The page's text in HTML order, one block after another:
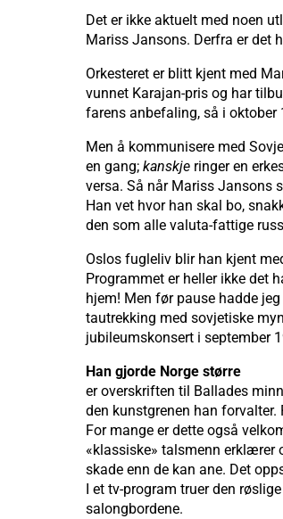
Det er ikke aktuelt med noen
Mariss Jansons. Derfra er det
Orkesteret er blitt kjent med
vunnet Karajan-pris og har
farens anbefaling, så i
Men å kommunisere med
en gang; kanskje ringer en
versa. Så når Mariss Jansons
Han vet hvor han skal bo,
den som alle valuta-fattige
Oslos fugleliv blir han kjent
Programmet er heller ikke det
hjem! Men før pause hadde
tautrekking med sovjetiske
jubileumskonsert i september
Han gjorde Norge større
er overskriften til Ballades
den kunstgrenen han
For mange er dette også
«klassiske» talsmenn erklærer
skade enn de kan ane. Det
I et tv-program truer den
salongbordene.